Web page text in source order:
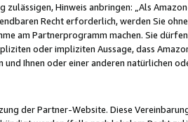
Hinweis anbringen: „Als
Recht erforderlich, werden Sie
am Partnerprogramm machen. Sie
oder impliziten Aussage, dass
Ihnen oder einer anderen natürlichen
der Partner-Website. Diese